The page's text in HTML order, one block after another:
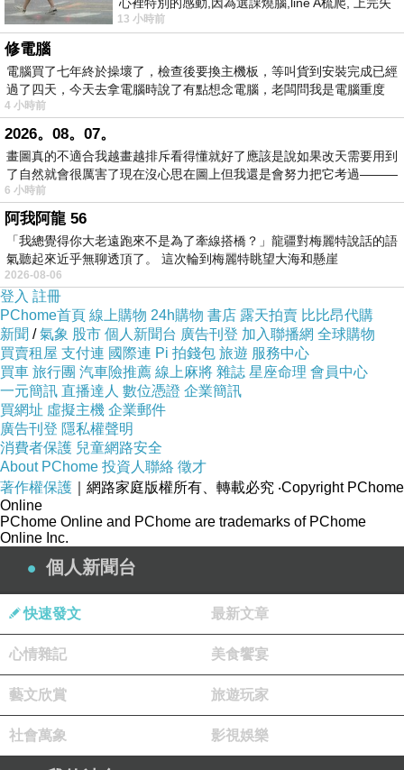
常，事實上收到諸多的考試卷，尤其是今年已
經嚴重生病兩次，六月底拉肚子超過十天，這
個月感冒超過三星期，一咳嗽就無法睡覺更無
法講話。
事實上生病就是強迫關機，讓自己身體好好休
息，最大的挑戰在於八月份連續三週的營隊，
基本上身心都處於緊繃的狀態，根本沒有時間
放鬆好好地休息，所以這次生病再次獲得寶貴
的經驗智慧，學習如何調適好身心平衡，最關
鍵的是誠心抱守初發心的信念，只要相信上天
的叩首祈求，即使上台前沒有聲音，上台之後
必然會有聲音完成課程的講述。
畢班前太子爺師兄慈悲臨壇發糖果花生，有兩
句話讓自己印象非常深刻＝「效法前人的精
神，生命的轉化要靠自己。」
效法前人的精神就是以佛為師。
「生命的轉化要靠自己」就是自性自度，依靠
自性佛的正能量，轉化身心負能量，化解「宿
命的遺憾與不圓滿」。
因為「一念之轉」很關鍵，當我們用我執我見
看到不圓滿是必然，因為我們太習慣用「完美
主義與應該主義」去要求他人，事實上沒有人
是完美無缺，任何人在沒有明心見性之前都是
有缺憾。
相對的，當我們「從心選擇」，善用「感恩心
與反省心」，感謝上天的慈悲撥轉，感謝善知
識的提醒與關照，感謝貴人的相助，感謝身旁
感受到諸多的助力與助緣，我們並不是孤軍奮
戰，而是體驗到「天人合一」的殊勝與法喜充
滿。
智課的她,特來傾
13 小時前
修電腦
電腦買了七年終於操壞了，檢查後要換主機板，等叫貨到安裝完成已經
過了四天，今天去拿電腦時說了有點想念電腦，老闆問我是電腦重度
4 小時前
2026。08。07。
畫圖真的不適合我越畫越排斥看得懂就好了應該是說如果改天需要用到
了自然就會很厲害了現在沒心思在圖上但我還是會努力把它考過———
6 小時前
阿我阿龍 56
「我總覺得你大老遠跑來不是為了牽線搭橋？」龍疆對梅麗特說話的語
氣聽起來近乎無聊透頂了。 這次輪到梅麗特眺望大海和懸崖
2026-08-06
登入 註冊
PChome首頁 線上購物 24h購物 書店 露天拍賣 比比昂代購
新聞 /氣象 股市 個人新聞台 廣告刊登 加入聯播網 全球購物
買賣租屋 支付連 國際連 Pi 拍錢包 旅遊 服務中心
買車 旅行團 汽車險推薦 線上麻將 雜誌 星座命理 會員中心
一元簡訊 直播達人 數位憑證 企業簡訊
買網址 虛擬主機 企業郵件
廣告刊登 隱私權聲明
消費者保護 兒童網路安全
About PChome 投資人聯絡 徵才
著作權保護 ｜網路家庭版權所有、轉載必究 ‧Copyright PChome
Online
PChome Online and PChome are trademarks of PChome
Online Inc.
個人新聞台
快速發文 最新文章
心情雜記 美食饗宴
藝文欣賞 旅遊玩家
社會萬象 影視娛樂